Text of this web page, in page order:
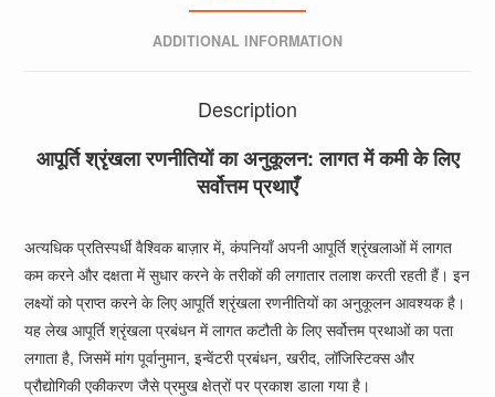
ADDITIONAL INFORMATION
Description
आपूर्ति श्रृंखला रणनीतियों का अनुकूलन: लागत में कमी के लिए
सर्वोत्तम प्रथाएँ
अत्यधिक प्रतिस्पर्धी वैश्विक बाज़ार में, कंपनियाँ अपनी आपूर्ति श्रृंखलाओं में लागत
कम करने और दक्षता में सुधार करने के तरीकों की लगातार तलाश करती रहती हैं। इन
लक्ष्यों को प्राप्त करने के लिए आपूर्ति श्रृंखला रणनीतियों का अनुकूलन आवश्यक है।
यह लेख आपूर्ति श्रृंखला प्रबंधन में लागत कटौती के लिए सर्वोत्तम प्रथाओं का पता
लगाता है, जिसमें मांग पूर्वानुमान, इन्वेंटरी प्रबंधन, खरीद, लॉजिस्टिक्स और
प्रौद्योगिकी एकीकरण जैसे प्रमुख क्षेत्रों पर प्रकाश डाला गया है।